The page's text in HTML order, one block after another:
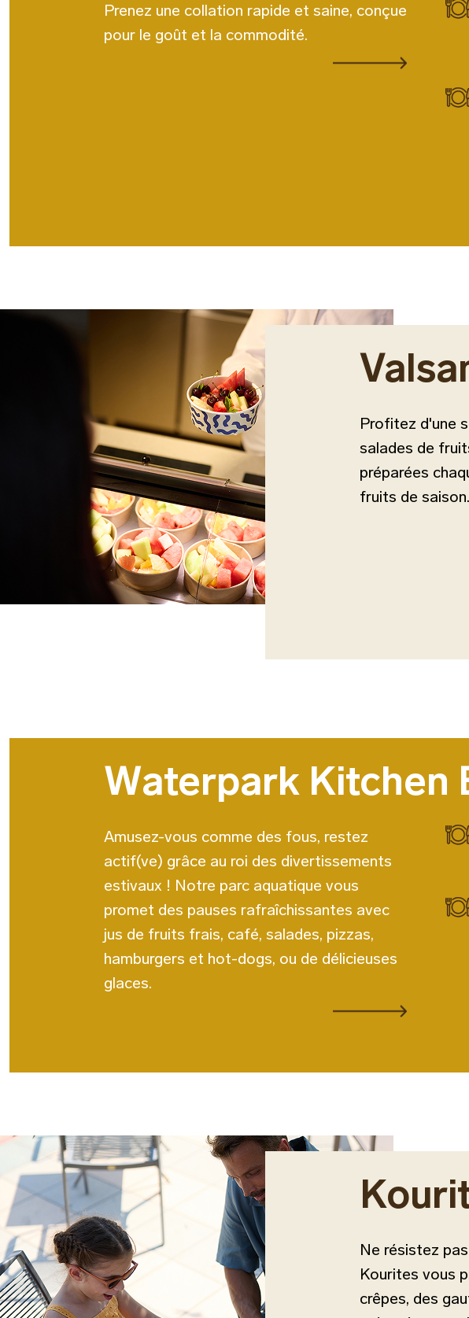
Prenez une collation rapide et saine, conçue
pour le goût et la commodité.
Profitez d'une
salades de
préparées
fruits de saison.
Waterpark Kitchen
Amusez-vous comme des fous, restez
actif(ve) grâce au roi des divertissements
estivaux ! Notre parc aquatique vous
promet des pauses rafraîchissantes avec
jus de fruits frais, café, salades, pizzas,
hamburgers et hot-dogs, ou de délicieuses
glaces.
Ne résistez
Kourites vous
crêpes, des